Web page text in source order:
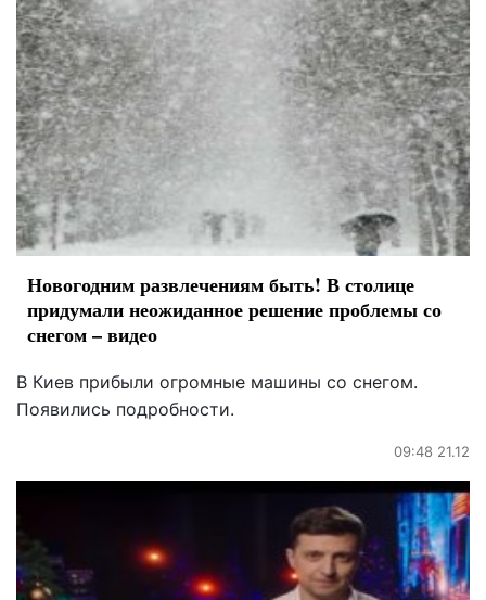
Новогодним развлечениям быть! В столице
придумали неожиданное решение проблемы со
снегом – видео
В Киев прибыли огромные машины со снегом.
Появились подробности.
09:48 21.12